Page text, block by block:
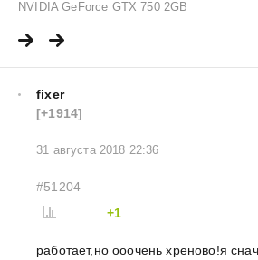
NVIDIA GeForce GTX 750 2GB
fixer
[+1914]
31 августа 2018 22:36
#51204
+1
работает,но ооочень хреново!я